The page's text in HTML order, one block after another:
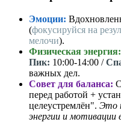
Эмоции:
(фокусируйся на
мелочи).
Физическая энергия:
Пик: 10:00-14:00 /
важных дел.
Совет для баланса:
перед работой +
целеустремлён". Это
энергии и мотивации